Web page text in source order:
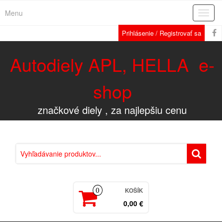
Menu
Prihlásenie / Registrovať sa
Autodiely APL, HELLA e-
shop
značkové diely , za najlepšiu cenu
0 KOŠÍK
0,00 €